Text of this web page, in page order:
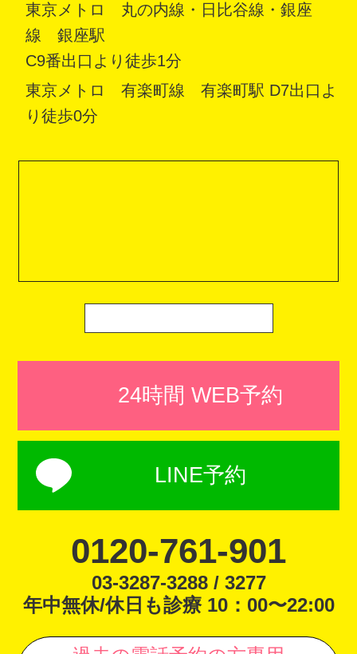
東京メトロ 丸の内線・日比谷線・銀座
線 銀座駅
C9番出口より徒歩1分
東京メトロ 有楽町線 有楽町駅 D7出口よ
り徒歩0分
24時間 WEB予約
LINE予約
0120-761-901
03-3287-3288 / 3277
年中無休/休日も診療 10：00〜22:00